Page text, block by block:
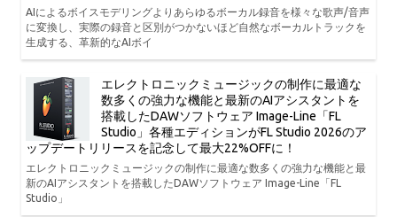
AIによるボイスモデリングよりあらゆるボーカル録音を様々な歌声/音声
に変換し、実際の録音と区別がつかないほど自然なボーカルトラックを
生成する、革新的なAIボイ
エレクトロニックミュージックの制作に最適な
数多くの強力な機能と最新のAIアシスタントを
搭載したDAWソフトウェア Image-Line「FL
Studio」各種エディションがFL Studio 2026のア
ップデートリリースを記念して最大22%OFFに！
エレクトロニックミュージックの制作に最適な数多くの強力な機能と最
新のAIアシスタントを搭載したDAWソフトウェア Image-Line「FL
Studio」